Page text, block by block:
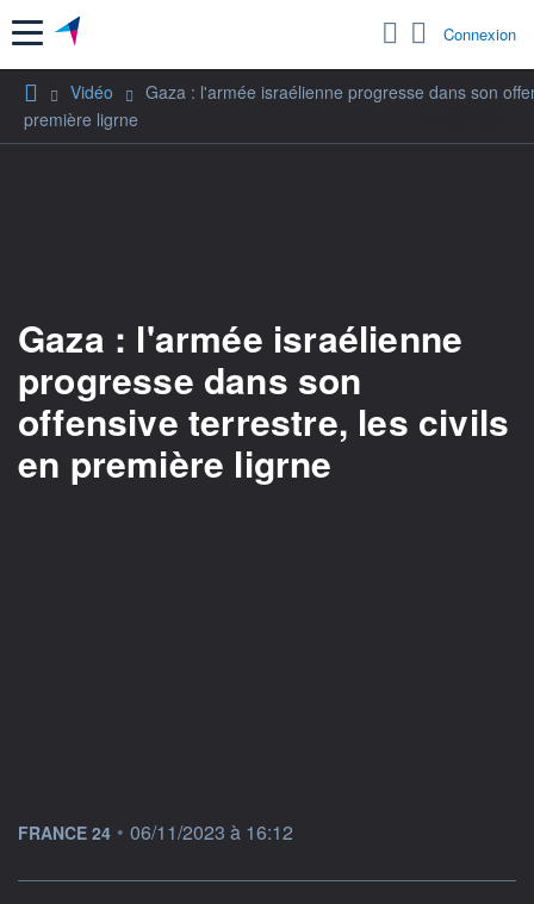
Menu Connexion
Vidéo
Gaza : l'armée israélienne progresse dans son
première ligrne
Gaza : l'armée israélienne
progresse dans son
offensive terrestre, les civils
en première ligrne
information fournie par
FRANCE 24 • 06/11/2023 à 16:12